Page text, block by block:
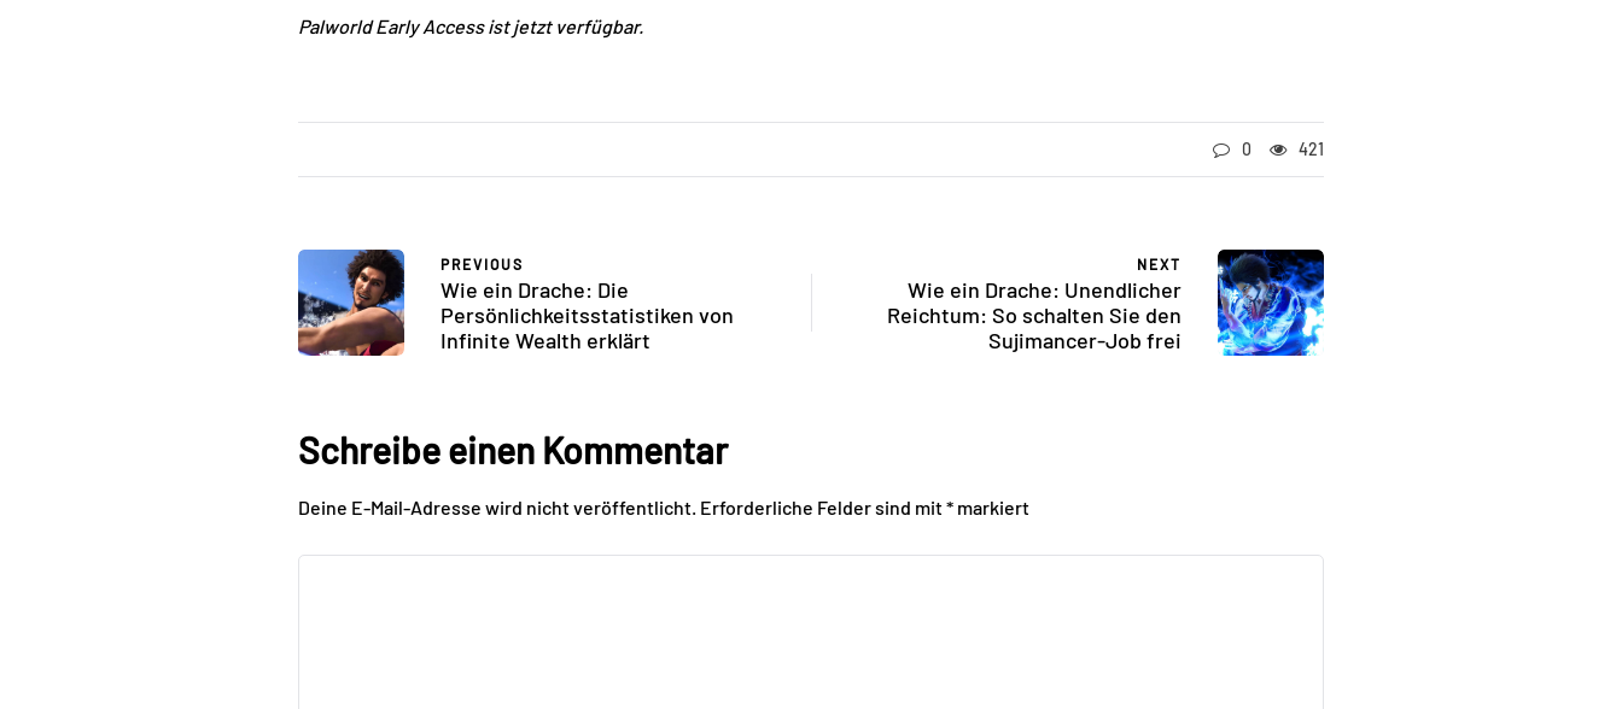
Palworld Early Access ist jetzt verfügbar.
0 421
PREVIOUS
Wie ein Drache: Die
Persönlichkeitsstatistiken von
Infinite Wealth erklärt
NEXT
Wie ein Drache: Unendlicher
Reichtum: So schalten Sie den
Sujimancer-Job frei
Schreibe einen Kommentar
Deine E-Mail-Adresse wird nicht veröffentlicht. Erforderliche Felder sind mit* markiert